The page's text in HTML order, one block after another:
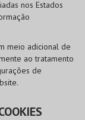
nos Estados
meio adicional de
ao tratamento
de